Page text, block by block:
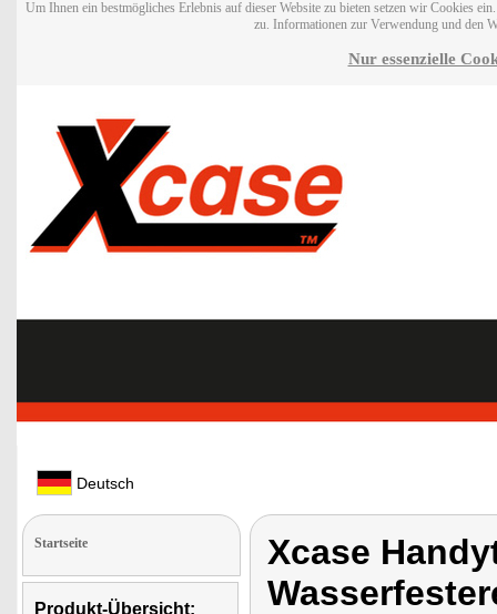
Um Ihnen ein bestmögliches Erlebnis auf dieser Website zu bieten setzen wir Cookies
zu. Informationen zur Verwendung und den
Nur essenzielle
Deutsch
Startseite
Produkt-Übersicht:
Xcase